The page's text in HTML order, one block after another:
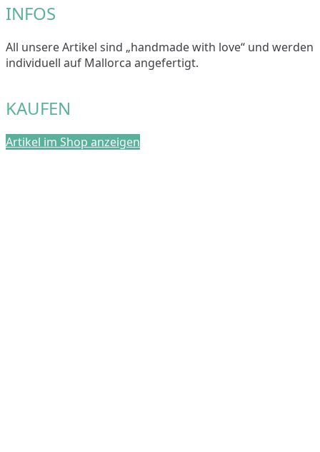
INFOS
All unsere Artikel sind „handmade with love“ und werden
individuell auf Mallorca angefertigt.
KAUFEN
Artikel im Shop anzeigen